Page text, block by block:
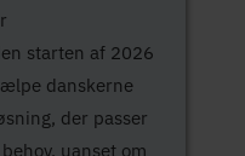
starten af 2026
danskerne
der passer
uanset om